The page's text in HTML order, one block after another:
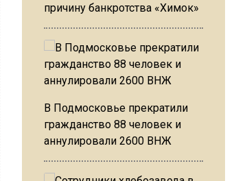
причину банкротства «Химок»
В Подмосковье прекратили
гражданство 88 человек и
аннулировали 2600 ВНЖ